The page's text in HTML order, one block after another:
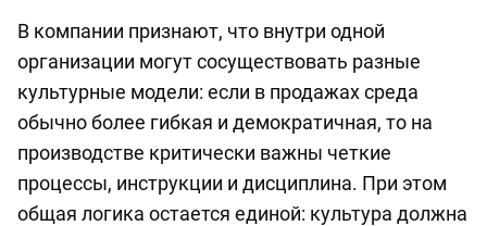
В компании признают, что внутри одной
организации могут сосуществовать разные
культурные модели: если в продажах среда
обычно более гибкая и демократичная, то на
производстве критически важны четкие
процессы, инструкции и дисциплина. При этом
общая логика остается единой: культура должна